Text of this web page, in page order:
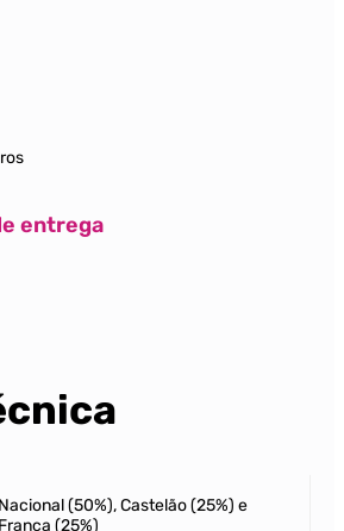
entrega
(50%), Castelão (25%) e
(25%)